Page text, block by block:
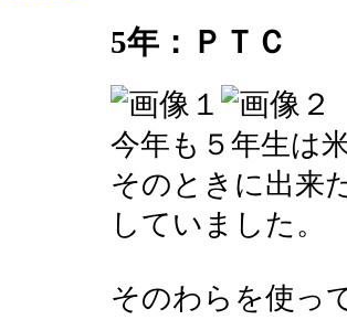
5年：ＰＴＣ
今年も５年生は
そのときに出来
していました。
そのわらを使っ